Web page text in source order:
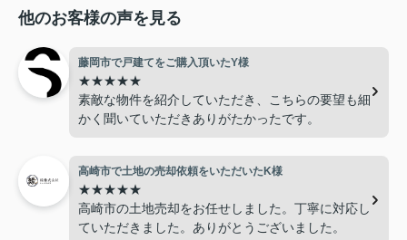
他のお客様の声を見る
藤岡市で戸建てをご購入頂いたY様
★★★★★
素敵な物件を紹介していただき、こちらの要望も細
かく聞いていただきありがたかったです。
高崎市で土地の売却依頼をいただいたK様
★★★★★
高崎市の土地売却をお任せしました。丁寧に対応し
ていただきました。ありがとうございました。